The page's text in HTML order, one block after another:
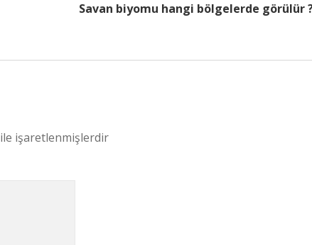
Savan biyomu hangi bölgelerde görülür
ile işaretlenmişlerdir